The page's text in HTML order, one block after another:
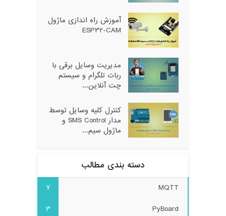
آموزش راه اندازی ماژول
ESP32-CAM
مدیریت وسایل برقی با
ربات تلگرام و سیستم
چت آنلاین...
کنترل کلیه وسایل توسط
مدار SMS Control و
ماژول سیم...
دسته بندی مطالب
MQTT
7
PyBoard
3